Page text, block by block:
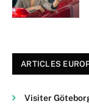
ARTICLES
Visiter